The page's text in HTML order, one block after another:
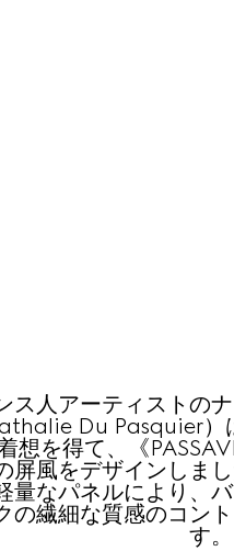
ス人アーティストの
Du Pasquier）
想を得て、《
屏風をデザインしま
量なパネルにより、
の繊細な質感のコン
す。